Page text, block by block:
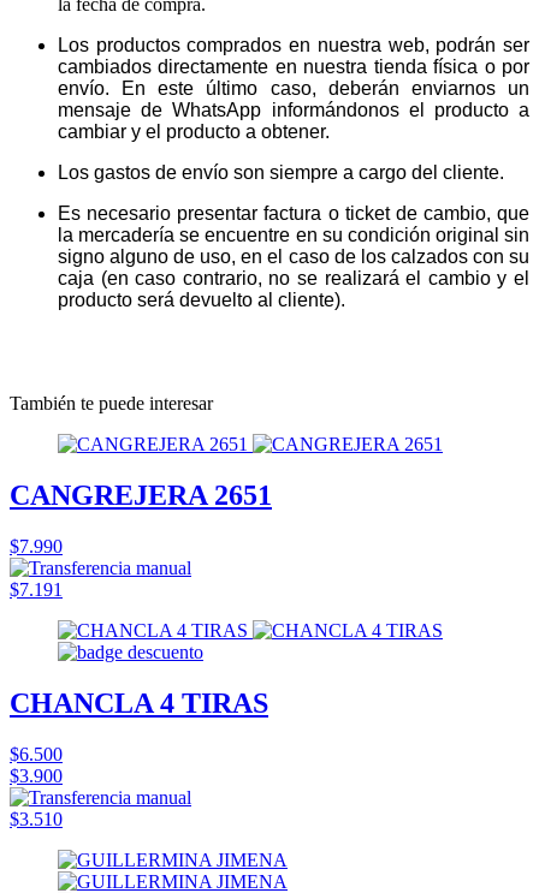
Los productos comprados en nuestra web, podrán ser
cambiados directamente en nuestra tienda física o por
envío. En este último caso, deberán enviarnos un
mensaje de WhatsApp informándonos el producto a
cambiar y el producto a obtener.
Los gastos de envío son siempre a cargo del cliente.
Es necesario presentar factura o ticket de cambio, que
la mercadería se encuentre en su condición original sin
signo alguno de uso, en el caso de los calzados con su
caja (en caso contrario, no se realizará el cambio y el
producto será devuelto al cliente).
También te puede interesar
CANGREJERA 2651
$7.990
$7.191
CHANCLA 4 TIRAS
$6.500
$3.900
$3.510